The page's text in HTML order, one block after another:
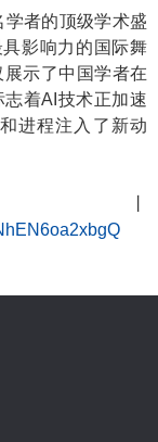
者的顶级学术盛
影响力的国际舞
示了中国学者在
着AI技术正加速
进程注入了新动